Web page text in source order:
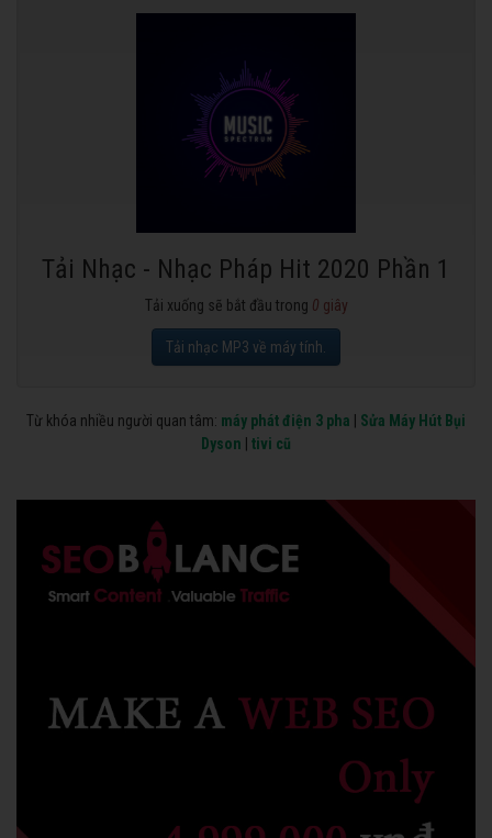
Tải Nhạc - Nhạc Pháp Hit 2020 Phần 1
Tải xuống sẽ bắt đầu trong 0 giây
Tải nhạc MP3 về máy tính.
Từ khóa nhiều người quan tâm: máy phát điện 3 pha
Sửa Máy Hút Bụi
Dyson
tivi cũ